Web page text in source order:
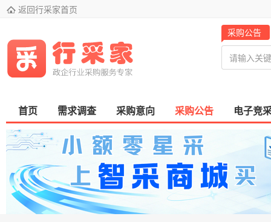
 返回行采家首页
采购公告
首页 需求调查 采购意向 采购公告 电子竞